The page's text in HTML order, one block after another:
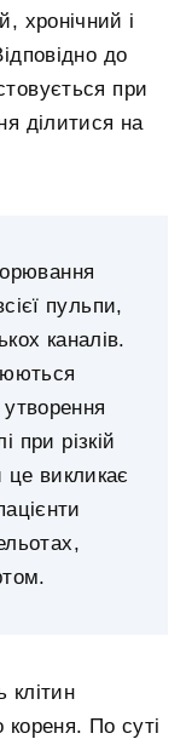
хронічний і
до
при
ділитися на
пульпи,
каналів.
утворення
при різкій
це викликає
клітин
кореня. По суті